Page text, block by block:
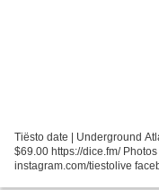
Tiësto date | Underground
$69.00 https://dice.fm/
instagram.com/tiestolive